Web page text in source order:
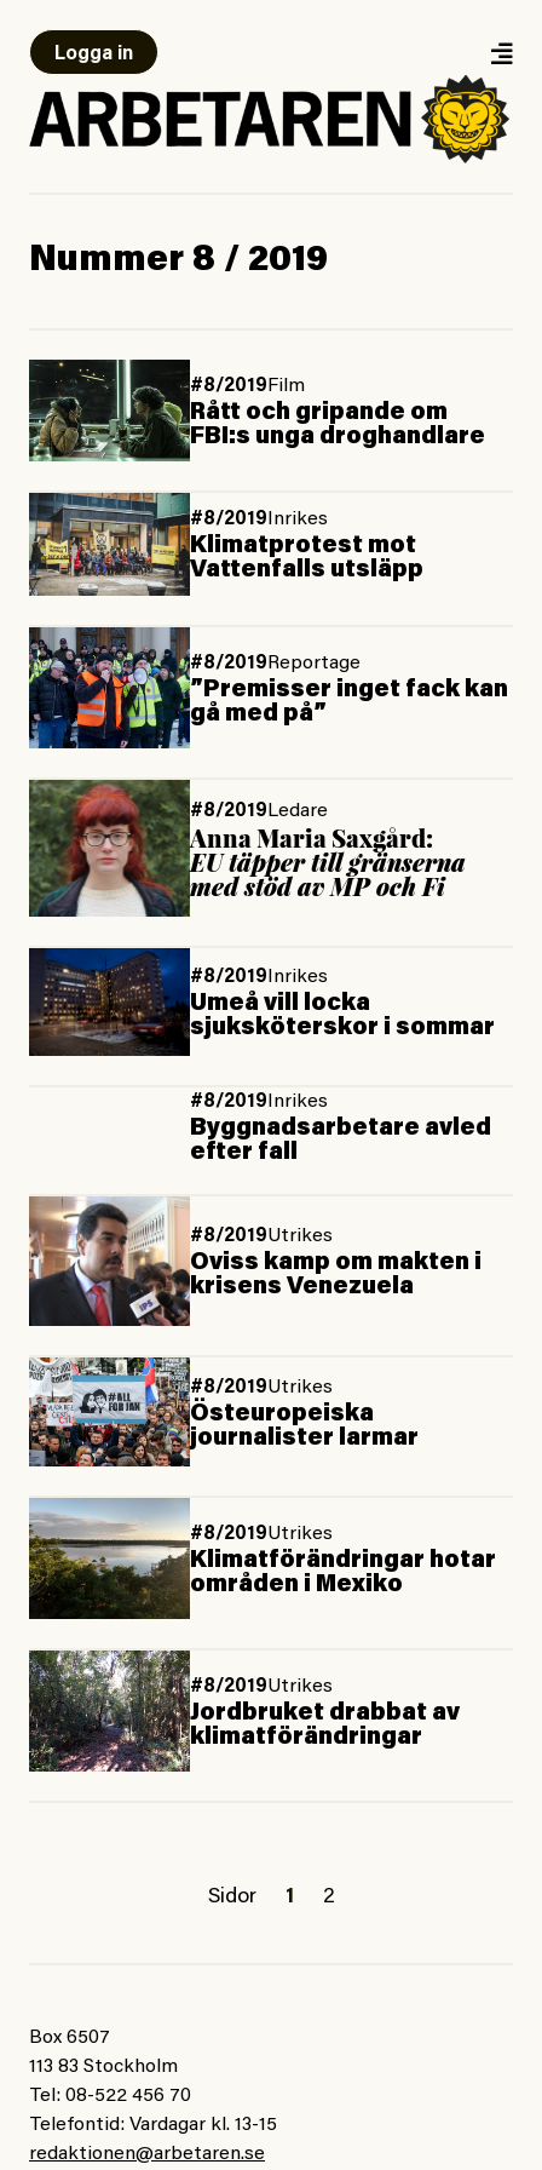
Logga in
Nummer 8 / 2019
#8/2019 Film
Rått och gripande om
FBI:s unga droghandlare
#8/2019Inrikes
Klimatprotest mot
Vattenfalls utsläpp
#8/2019 Reportage
”Premisser inget fack kan
gå med på”
#8/2019Ledare
Anna Maria Saxgård:
EU täpper till gränserna
med stöd av MP och Fi
#8/2019Inrikes
Umeå vill locka
sjuksköterskor i sommar
#8/2019 Inrikes
Byggnadsarbetare avled
efter fall
#8/2019Utrikes
Oviss kamp om makten i
krisens Venezuela
#8/2019Utrikes
Östeuropeiska
journalister larmar
#8/2019Utrikes
Klimatförändringar hotar
områden i Mexiko
#8/2019Utrikes
Jordbruket drabbat av
klimatförändringar
Sidor 1 2
Box 6507
113 83 Stockholm
Tel: 08-522 456 70
Telefontid: Vardagar kl. 13-15
redaktionen@arbetaren.se